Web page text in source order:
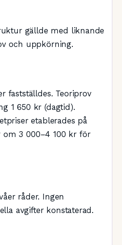
gällde med liknande
och uppkörning.
fastställdes. Teoriprov
1 650 kr (dagtid).
etablerades på
om 3 000–4 100 kr för
råder. Ingen
avgifter konstaterad.